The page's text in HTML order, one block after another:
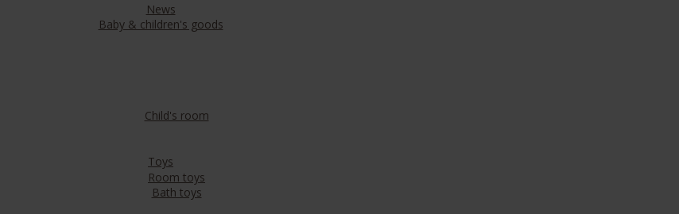
News
Baby & children's goods
Child's room
Toys
Room toys
Bath toys